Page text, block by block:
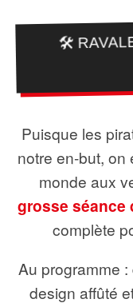
🛠️
Puisque les
notre en-but, on
monde aux
grosse séance
complète
Au programme
design affûté